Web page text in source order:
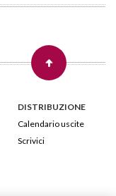
DISTRIBUZIONE
Calendario uscite
Scrivici